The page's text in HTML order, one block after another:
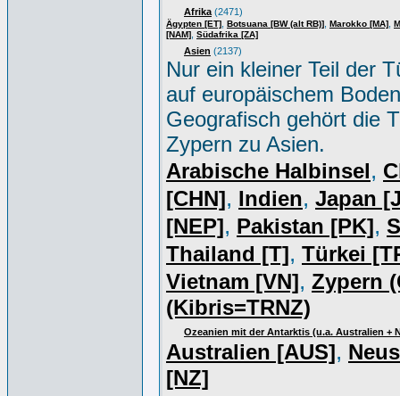
Afrika (2471)
Ägypten [ET] Botsuana [BW (alt RB)] Marokko [MA]
[NAM] Südafrika [ZA]
Asien (2137)
Nur ein kleiner Teil der
auf europäischem
Geografisch gehört die
Zypern zu Asien.
Arabische Halbinsel,
[CHN], Indien, Japan
[NEP], Pakistan [PK],
Thailand [T], Türkei
Vietnam [VN], Zypern
(Kibris=TRNZ)
Ozeanien mit der Antarktis (u.a. Australien +
Australien [AUS],
[NZ]